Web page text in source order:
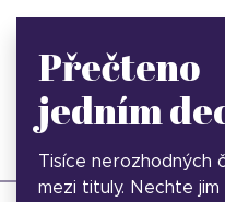
Přečteno
jedním
Tisíce nerozhodných
mezi tituly. Nechte